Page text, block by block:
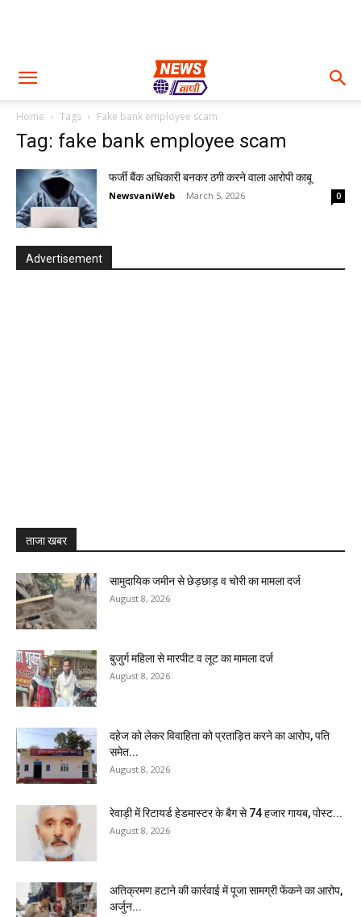
Home Tags Fake bank employee scam
Tag: fake bank employee scam
फर्जी बैंक अधिकारी बनकर ठगी करने वाला आरोपी काबू
NewsvaniWeb - March 5, 2026 0
Advertisement
ताजा खबर
सामुदायिक जमीन से छेड़छाड़ व चोरी का मामला दर्ज
August 8, 2026
बुजुर्ग महिला से मारपीट व लूट का मामला दर्ज
August 8, 2026
दहेज को लेकर विवाहिता को प्रताड़ित करने का आरोप, पति
समेत...
August 8, 2026
रेवाड़ी में रिटायर्ड हेडमास्टर के बैग से ₹74 हजार गायब, पोस्ट...
August 8, 2026
अतिक्रमण हटाने की कार्रवाई में पूजा सामग्री फेंकने का आरोप,
अर्जुन...